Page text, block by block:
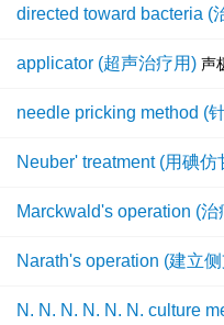
directed toward bacteria (
applicator (超声治疗用) 声
needle pricking method (
Neuber' treatment (用碘
Marckwald's operation (
Narath's operation (建立
N. N. N. N. N. N. culture